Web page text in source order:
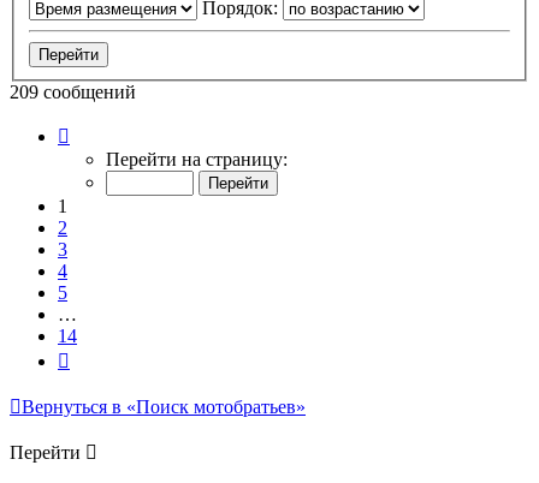
Порядок:
209 сообщений
Перейти на страницу:
1
2
3
4
5
…
14
Вернуться в «Поиск мотобратьев»
Перейти